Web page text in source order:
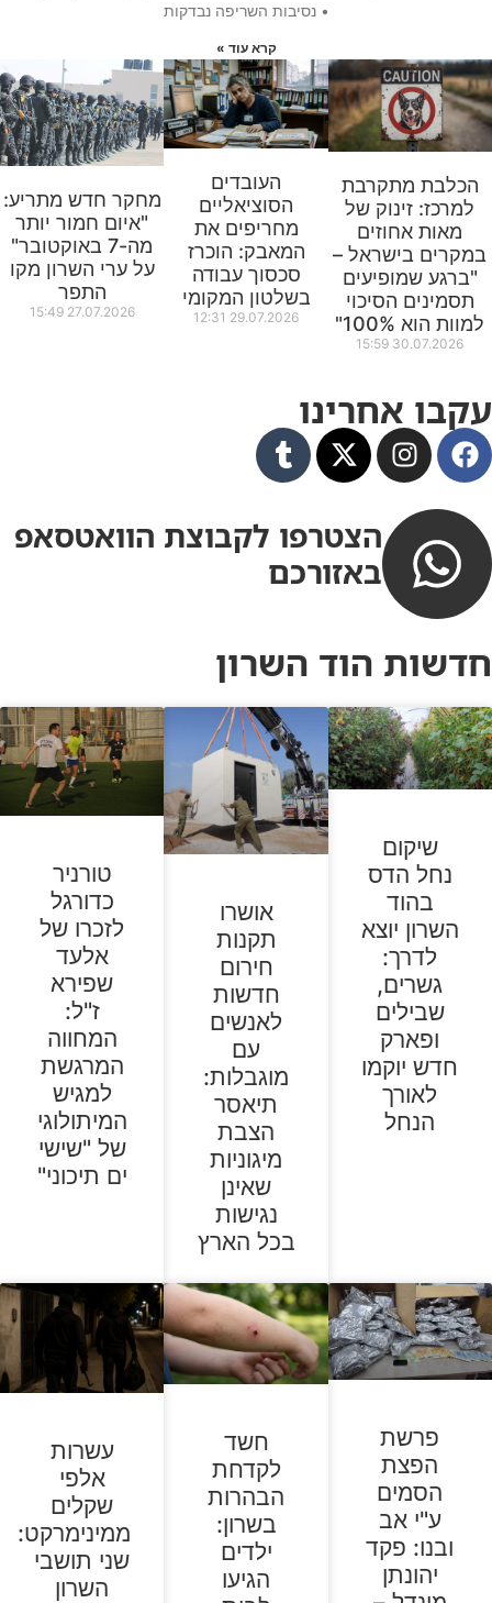
• נסיבות השריפה נבדקות
קרא עוד »
הכלבת מתקרבת
למרכז: זינוק של
מאות אחוזים
במקרים בישראל –
"ברגע שמופיעים
תסמינים הסיכוי
למוות הוא 100%"
30.07.2026
15:59
העובדים
הסוציאליים
מחריפים את
המאבק: הוכרז
סכסוך עבודה
בשלטון המקומי
29.07.2026
12:31
מחקר חדש מתריע:
"איום חמור יותר
מה-7 באוקטובר"
על ערי השרון מקו
התפר
27.07.2026
15:49
עקבו אחרינו
הצטרפו לקבוצת הוואטסאפ
באזורכם
חדשות הוד השרון
שיקום
נחל הדס
בהוד
השרון יוצא
לדרך:
גשרים,
שבילים
ופארק
חדש יוקמו
לאורך
הנחל
אושרו
תקנות
חירום
חדשות
לאנשים
עם
מוגבלות:
תיאסר
הצבת
מיגוניות
שאינן
נגישות
בכל הארץ
טורניר
כדורגל
לזכרו של
אלעד
שפירא
ז"ל:
המחווה
המרגשת
למגיש
המיתולוגי
של "שישי
ים תיכוני"
פרשת
הפצת
הסמים
ע"י אב
ובנו: פקד
יהונתן
חשד
לקדחת
הבהרות
בשרון:
ילדים
הגיעו
עשרות
אלפי
שקלים
ממינימרקט:
שני תושבי
השרון